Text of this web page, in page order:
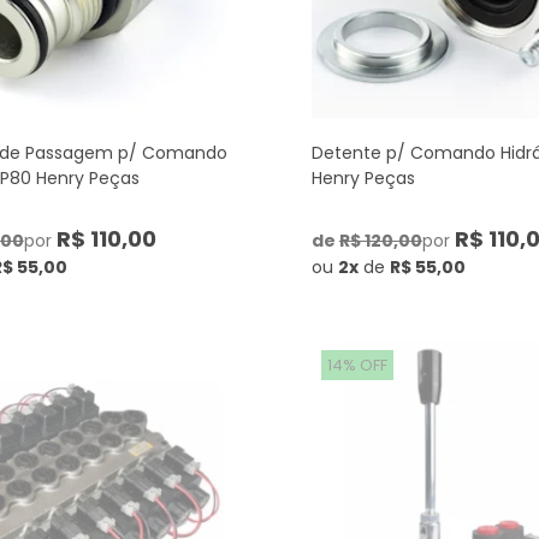
Passagem p/ Comando
Henry Peças
porR$ 110,00
55,00
Detente p/ Comando
Henry Peças
de R$ 120,00porR$
ou 2xde R$ 55,00
14% OFF